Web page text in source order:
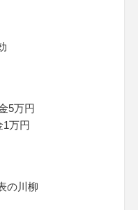
5万円
万円
の川柳